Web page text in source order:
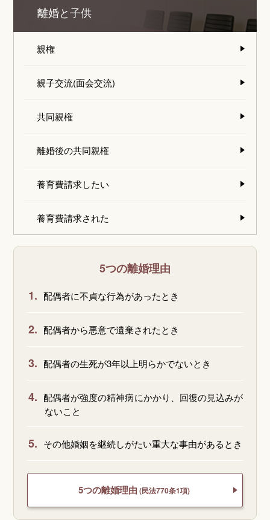
離婚と子供
親権
親子交流(面会交流)
共同親権
離婚後の共同親権
養育費請求したい
養育費請求された
5つの離婚理由
1. 配偶者に不貞な行為があったとき
2. 配偶者から悪意で遺棄されたとき
3. 配偶者の生死が3年以上明らかでないとき
4. 配偶者が強度の精神病にかかり、回復の見込みが
ないこと
5. その他婚姻を継続しがたい重大な事由があるとき
5つの離婚理由 (民法770条1項)